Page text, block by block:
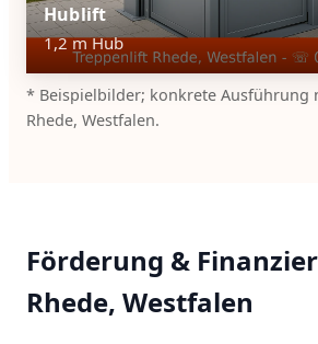
Hublift
1,2 m Hub
* Beispielbilder; konkrete Ausführung
Rhede, Westfalen.
Förderung &
Rhede, Westfalen